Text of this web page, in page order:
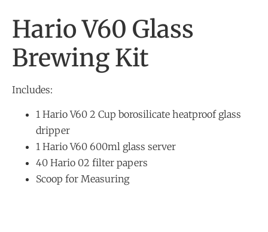
Hario V60 Glass
Brewing Kit
Includes:
1 Hario V60 2 Cup borosilicate heatproof glass
dripper
1 Hario V60 600ml glass server
40 Hario 02 filter papers
Scoop for Measuring